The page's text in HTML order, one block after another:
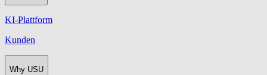
KI-Plattform
Kunden
Why USU